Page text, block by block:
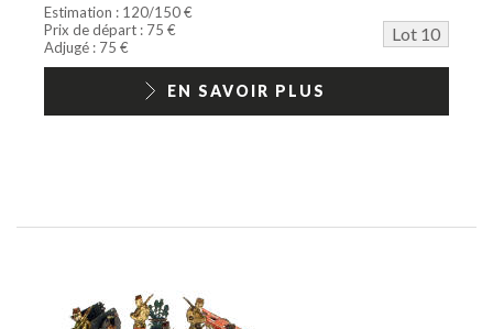
Estimation : 120/150 €
Prix de départ : 75 €
Lot 10
Adjugé : 75 €
EN SAVOIR PLUS